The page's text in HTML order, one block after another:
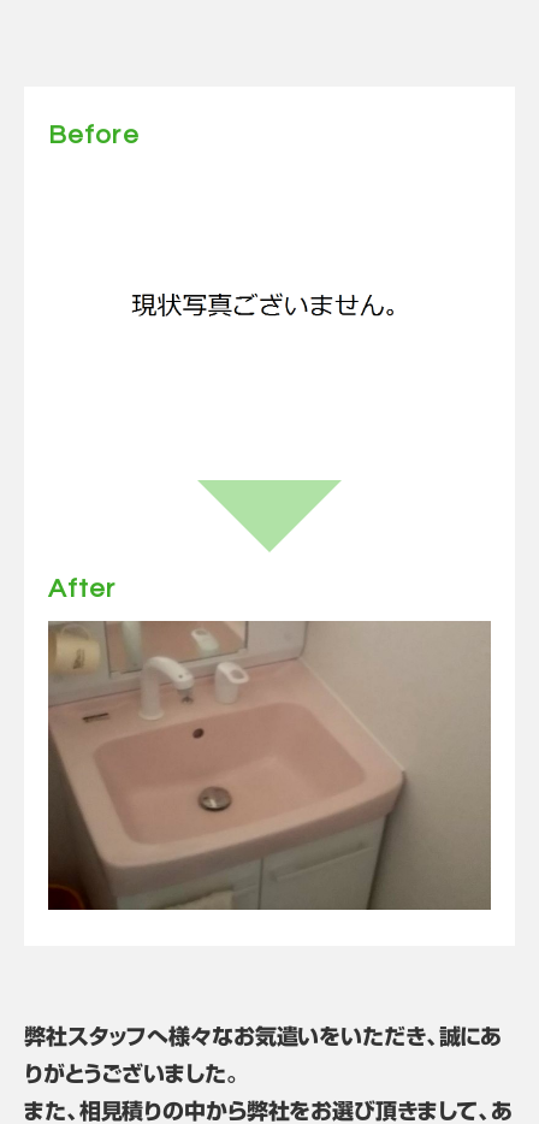
Before
After
弊社スタッフへ様々なお気遣いをいただき、誠にあ
りがとうございました。
また、相見積りの中から弊社をお選び頂きまして、あ